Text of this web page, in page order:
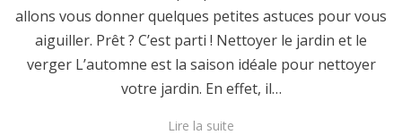
allons vous donner quelques petites astuces pour vous
aiguiller. Prêt ? C’est parti ! Nettoyer le jardin et le
verger L’automne est la saison idéale pour nettoyer
votre jardin. En effet, il…
Lire la suite